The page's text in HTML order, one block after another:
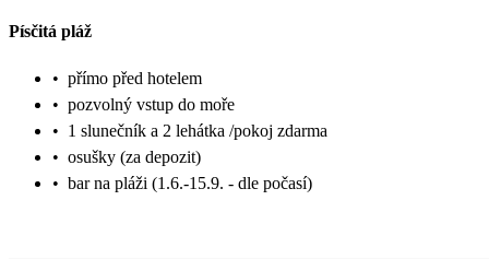
Písčitá pláž
• přímo před hotelem
• pozvolný vstup do moře
• 1 slunečník a 2 lehátka /pokoj zdarma
• osušky (za depozit)
• bar na pláži (1.6.-15.9. - dle počasí)